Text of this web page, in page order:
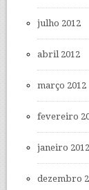
julho 2012
abril 2012
março 2012
fevereiro
janeiro 2012
dezembro